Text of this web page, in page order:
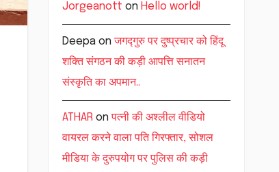
Jorgeanott on Hello world!
Deepaonजगद्गुरु पर दुष्प्रचार को हिंदू
शक्ति संगठन की कड़ी आपत्ति सनातन
संस्कृति का अपमान..
ATHAR onपत्नी की अश्लील वीडियो
वायरल करने वाला पति गिरफ्तार, सोशल
मीडिया के दुरुपयोग पर पुलिस की कड़ी